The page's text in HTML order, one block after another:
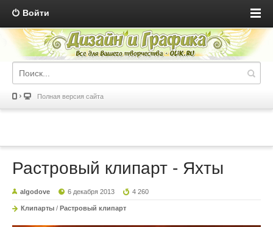
Войти
Полная версия сайта
Растровый клипарт - Яхты
algodove 6 декабря 2013 4 260
Клипарты / Растровый клипарт